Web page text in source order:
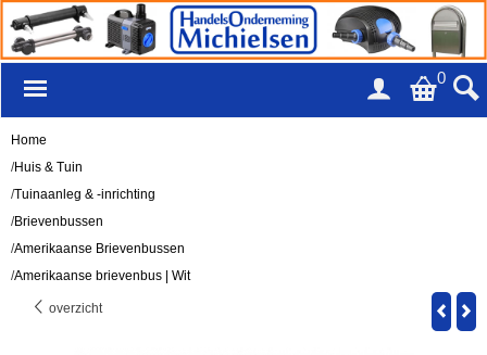
0
Home
/Huis & Tuin
/Tuinaanleg & -inrichting
/Brievenbussen
/Amerikaanse Brievenbussen
/Amerikaanse brievenbus | Wit
overzicht